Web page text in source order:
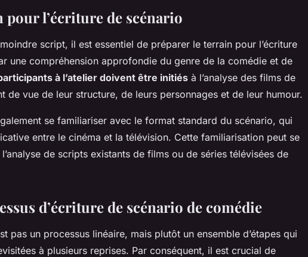
l’écriture de scénario
script, il est essentiel de préparer le terrain pour l’écriture
une compréhension approfondie du genre de la comédie et de
à l’atelier doivent être initiés à l’analyse des films de
de vue de leur structure, de leurs personnages et de leur humour.
se familiariser avec le format standard du scénario, qui
entre le cinéma et la télévision. Cette familiarisation peut se
de scripts existants de films ou de séries télévisées de
d’écriture de scénario de comédie
pas un processus linéaire, mais plutôt un ensemble d’étapes qui
à plusieurs reprises. Par conséquent, il est crucial de